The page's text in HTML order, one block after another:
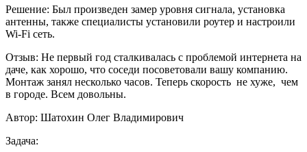
Решение: Был произведен замер уровня сигнала, установка
антенны, также специалисты установили роутер и настроили
Wi-Fi сеть.
Отзыв: Не первый год сталкивалась с проблемой интернета на
даче, как хорошо, что соседи посоветовали вашу компанию.
Монтаж занял несколько часов. Теперь скорость не хуже, чем
в городе. Всем довольны.
Автор: Шатохин Олег Владимирович
Задача: